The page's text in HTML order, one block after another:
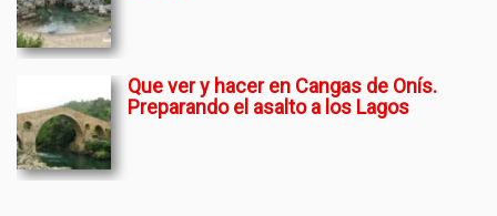
Que ver y hacer en Cangas de Onís.
Preparando el asalto a los Lagos